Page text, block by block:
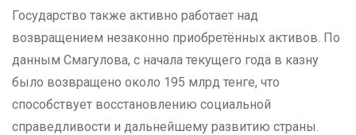
Государство также активно работает над
возвращением незаконно приобретённых активов. По
данным Смагулова, с начала текущего года в казну
было возвращено около 195 млрд тенге, что
способствует восстановлению социальной
справедливости и дальнейшему развитию страны.